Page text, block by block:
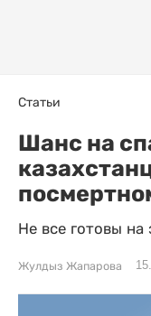
Статьи
Шанс на
Не все готовы на
Жулдыз Жапарова